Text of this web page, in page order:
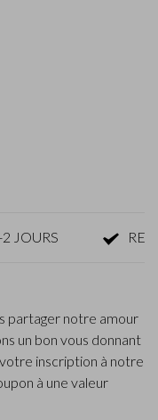
partager notre amour
un bon vous donnant
inscription à notre
à une valeur